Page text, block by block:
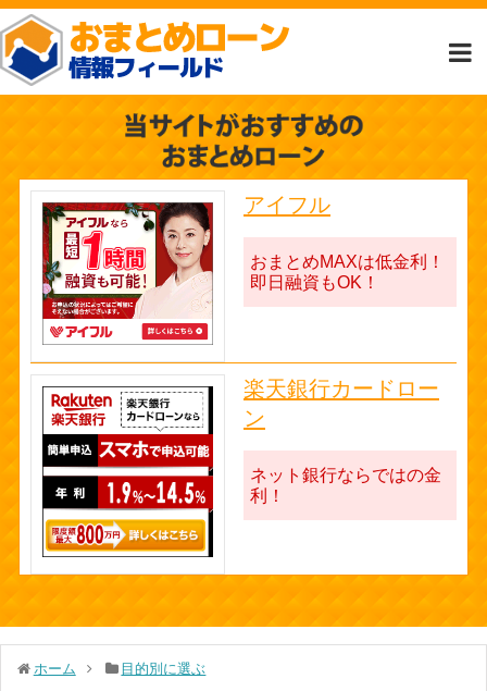
アイフル
おまとめMAXは低金利！
即日融資もOK！
楽天銀行カードロー
ン
ネット銀行ならではの金
利！
ホーム 目的別に選ぶ